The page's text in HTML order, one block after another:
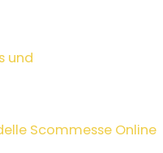
und
Scommesse Online